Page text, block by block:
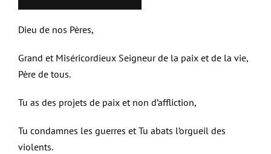
Dieu de nos Pères,
Grand et Miséricordieux Seigneur de la paix et de la vie,
Père de tous.
Tu as des projets de paix et non d’affliction,
Tu condamnes les guerres et Tu abats l’orgueil des
violents.